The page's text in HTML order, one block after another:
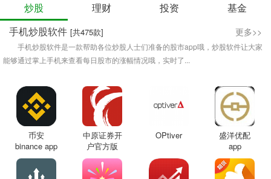
炒股
理财 投资
基金
手机炒股软件 [共475款] 更多>>
手机炒股软件是一款帮助各位炒股人士们准备的股市app哦，炒股软件让大家
能够通过掌上手机来查看每日股市的涨幅情况哦，实时了...
币安
binance app
官方
中原证券开
户官方版
OPtiver
盛洋优配
app